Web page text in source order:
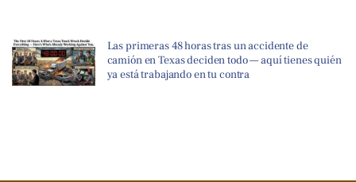
Las primeras 48 horas tras un accidente de
camión en Texas deciden todo — aquí tienes quién
ya está trabajando en tu contra